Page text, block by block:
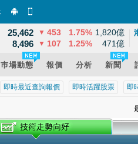
智財迅 (iPhone)
智財迅 (Android)
3,870
25,462 ▼ 453 1.75% 1,820億
8,496 ▼ 107 1.25% 471億
巿場動態 報價 分析 新聞
即時最近查詢報價 即時活躍股票 即